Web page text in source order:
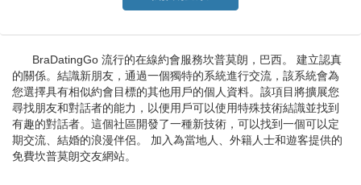
BraDatingGo 流行的在線約會服務坎普莫朗，巴西。 建立認真
的關係。結識新朋友，通過一個獨特的系統進行交流，該系統會為
您選擇具有相似約會目標的其他用戶的個人資料。該項目將擴展您
尋找朋友和對話者的能力，以便用戶可以使用特殊技術結識並找到
有趣的對話者。這個社區開發了一種新技術，可以找到一個可以定
期交流、結婚的浪漫伴侶。 加入為當地人、外籍人士和遊客提供的
免費坎普莫朗交友網站。